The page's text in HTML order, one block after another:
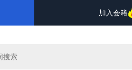
加入会籍